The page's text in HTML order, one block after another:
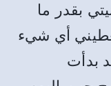
بقدر ما
أي شيء
بدأت